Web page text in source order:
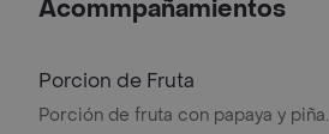
Acommpañamientos
Porcion de Fruta
Porción de fruta con papaya y piña.